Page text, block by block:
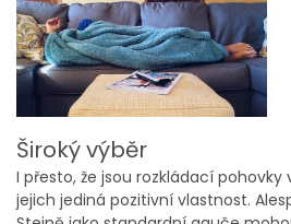
Široký výběr
I přesto, že jsou rozkládací
jejich jediná pozitivní vlastnost.